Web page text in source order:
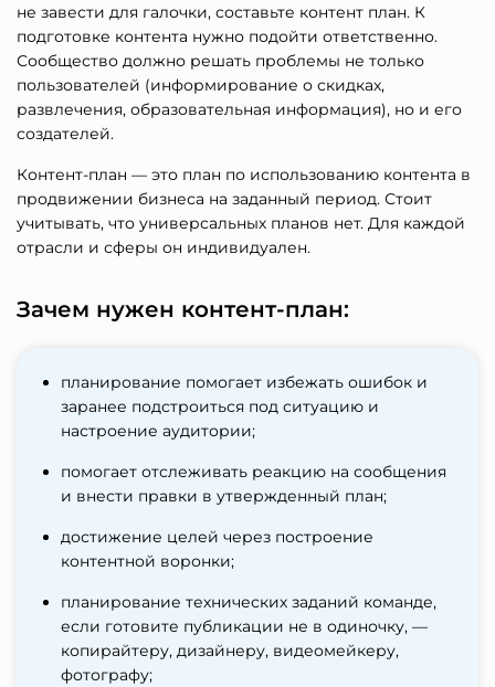
не завести для галочки, составьте контент план. К
подготовке контента нужно подойти ответственно.
Сообщество должно решать проблемы не только
пользователей (информирование о скидках,
развлечения, образовательная информация), но и его
создателей.
Контент-план — это план по использованию контента в
продвижении бизнеса на заданный период. Стоит
учитывать, что универсальных планов нет. Для каждой
отрасли и сферы он индивидуален.
Зачем нужен контент-план:
планирование помогает избежать ошибок и
заранее подстроиться под ситуацию и
настроение аудитории;
помогает отслеживать реакцию на сообщения
и внести правки в утвержденный план;
достижение целей через построение
контентной воронки;
планирование технических заданий команде,
если готовите публикации не в одиночку, —
копирайтеру, дизайнеру, видеомейкеру,
фотографу;